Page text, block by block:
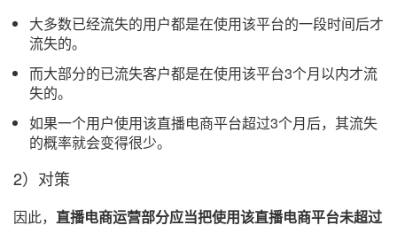
大多数已经流失的用户都是在使用该平台的一段时间后才
流失的。
而大部分的已流失客户都是在使用该平台3个月以内才流
失的。
如果一个用户使用该直播电商平台超过3个月后，其流失
的概率就会变得很少。
2）对策
因此， 直播电商运营部分应当把使用该直播电商平台未超过